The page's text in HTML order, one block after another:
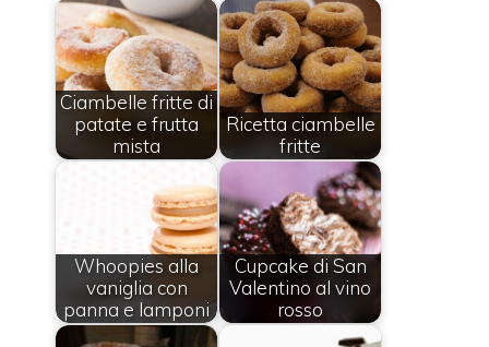
Ciambelle fritte di
patate e frutta
mista
Ricetta ciambelle
fritte
Whoopies alla
vaniglia con
panna e lamponi
Cupcake di San
Valentino al vino
rosso